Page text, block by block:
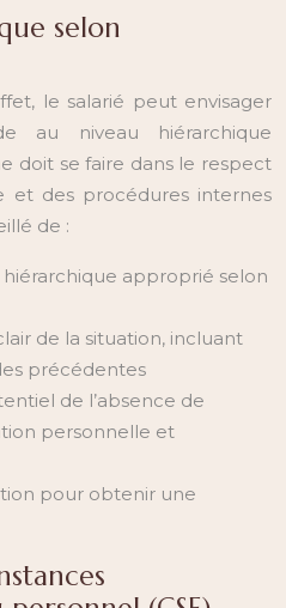
selon
le salarié peut envisager
au niveau hiérarchique
doit se faire dans le respect
et des procédures internes
de :
approprié selon
de la situation, incluant
précédentes
de l’absence de
personnelle et
pour obtenir une